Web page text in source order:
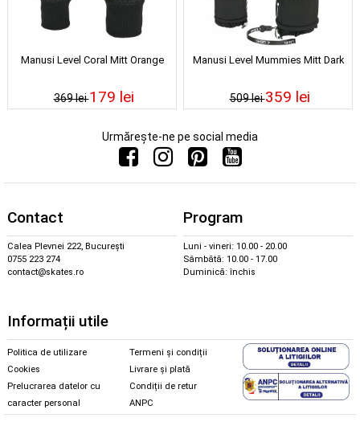
Manusi Level Coral Mitt Orange
369 lei179 lei
Manusi Level Mummies Mitt Dark
509 lei359 lei
Urmărește-ne pe social media
Contact
Calea Plevnei 222, București
0755 223 274
contact@skates.ro
Program
Luni - vineri: 10.00 - 20.00
Sâmbătă: 10.00 - 17.00
Duminică: închis
Informații utile
Politica de utilizare
Cookies
Prelucrarea datelor cu
caracter personal
Termeni și condiții
Livrare și plată
Condiții de retur
ANPC